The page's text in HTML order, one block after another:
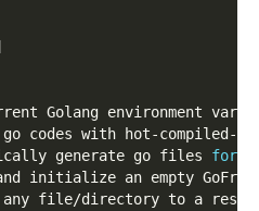
Golang environment
codes with hot-compiled-
generate go files
for
initialize an empty
file/directory to a